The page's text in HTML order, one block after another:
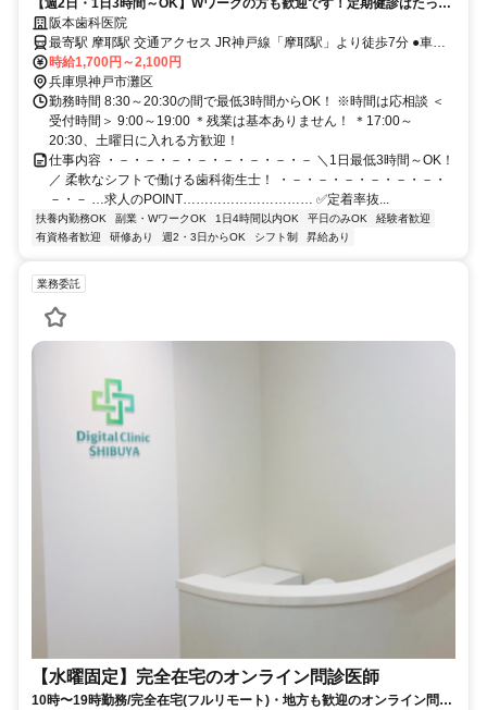
り60分！患者さんにしっかり向き合える歯科衛生士
阪本歯科医院
最寄駅 摩耶駅 交通アクセス JR神戸線「摩耶駅」より徒歩7分 ●車通
勤OK ●バイク通勤OK
時給1,700円～2,100円
兵庫県神戸市灘区
勤務時間 8:30～20:30の間で最低3時間からOK！ ※時間は応相談 ＜
受付時間＞ 9:00～19:00 ＊残業は基本ありません！ ＊17:00～
20:30、土曜日に入れる方歓迎！
仕事内容 ・－・－・－・－・－・－・－・－ ＼1日最低3時間～OK！
／ 柔軟なシフトで働ける歯科衛生士！ ・－・－・－・－・－・－・
－・－ …求人のPOINT………………………… ✅定着率抜...
扶養内勤務OK 副業・WワークOK 1日4時間以内OK 平日のみOK
経験者歓迎
有資格者歓迎
研修あり 週2・3日からOK シフト制 昇給あり
業務委託
【水曜固定】完全在宅のオンライン問診医師
10時〜19時勤務/完全在宅(フルリモート)・地方も歓迎のオンライン問診